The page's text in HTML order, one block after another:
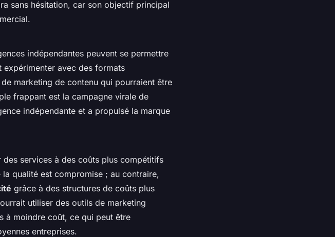
sans hésitation, car son objectif principal
indépendantes peuvent se permettre
expérimenter avec des formats
marketing de contenu qui pourraient être
frappant est la campagne virale de
indépendante et a propulsé la marque
services à des coûts plus compétitifs
qualité est compromise ; au contraire,
grâce à des structures de coûts plus
utiliser des outils de marketing
à moindre coût, ce qui peut être
entreprises.